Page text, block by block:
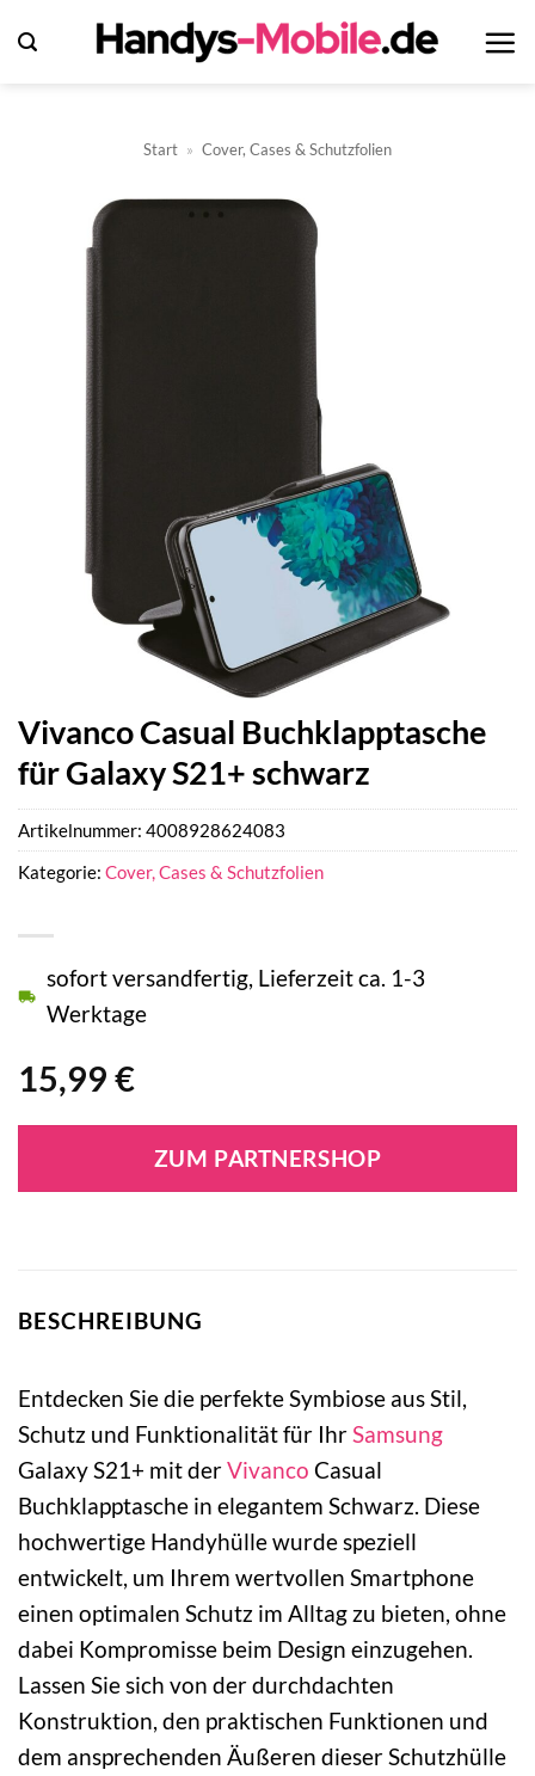
Inhalt
Start » Cover, Cases & Schutzfolien
Vivanco Casual Buchklapptasche
für Galaxy S21+ schwarz
15,99 €
sofort versandfertig, Lieferzeit ca. 1-3
Werktage
ZUM PARTNERSHOP
Artikelnummer: 4008928624083
Kategorie: Cover, Cases & Schutzfolien
BESCHREIBUNG
Entdecken Sie die perfekte Symbiose aus Stil,
Schutz und Funktionalität für Ihr Samsung
Galaxy S21+ mit derVivanco Casual
Buchklapptasche in elegantem Schwarz. Diese
hochwertige Handyhülle wurde speziell
entwickelt, um Ihrem wertvollen Smartphone
einen optimalen Schutz im Alltag zu bieten, ohne
dabei Kompromisse beim Design einzugehen.
Lassen Sie sich von der durchdachten
Konstruktion, den praktischen Funktionen und
dem ansprechenden Äußeren dieser Schutzhülle